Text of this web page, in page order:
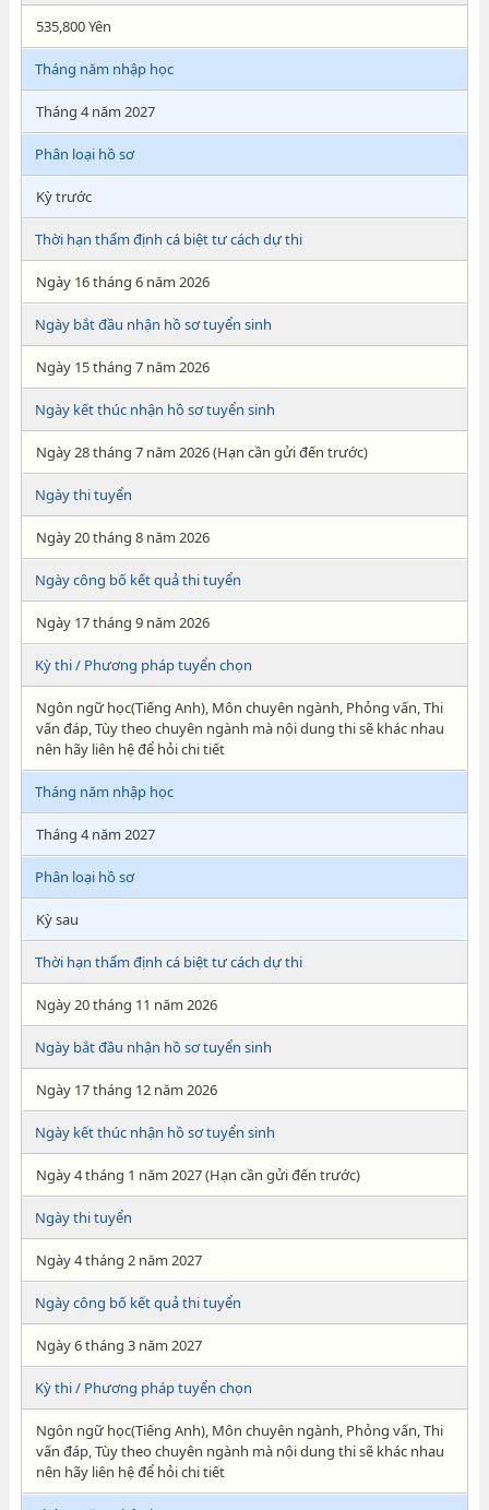
535,800 Yên
Tháng năm nhập học
Tháng 4 năm 2027
Phân loại hồ sơ
Kỳ trước
Thời hạn thẩm định cá biệt tư cách dự thi
Ngày 16 tháng 6 năm 2026
Ngày bắt đầu nhận hồ sơ tuyển sinh
Ngày 15 tháng 7 năm 2026
Ngày kết thúc nhận hồ sơ tuyển sinh
Ngày 28 tháng 7 năm 2026 (Hạn cần gửi đến trước)
Ngày thi tuyển
Ngày 20 tháng 8 năm 2026
Ngày công bố kết quả thi tuyển
Ngày 17 tháng 9 năm 2026
Kỳ thi / Phương pháp tuyển chọn
Ngôn ngữ học(Tiếng Anh), Môn chuyên ngành, Phỏng vấn, Thi
vấn đáp, Tùy theo chuyên ngành mà nội dung thi sẽ khác nhau
nên hãy liên hệ để hỏi chi tiết
Tháng năm nhập học
Tháng 4 năm 2027
Phân loại hồ sơ
Kỳ sau
Thời hạn thẩm định cá biệt tư cách dự thi
Ngày 20 tháng 11 năm 2026
Ngày bắt đầu nhận hồ sơ tuyển sinh
Ngày 17 tháng 12 năm 2026
Ngày kết thúc nhận hồ sơ tuyển sinh
Ngày 4 tháng 1 năm 2027 (Hạn cần gửi đến trước)
Ngày thi tuyển
Ngày 4 tháng 2 năm 2027
Ngày công bố kết quả thi tuyển
Ngày 6 tháng 3 năm 2027
Kỳ thi / Phương pháp tuyển chọn
Ngôn ngữ học(Tiếng Anh), Môn chuyên ngành, Phỏng vấn, Thi
vấn đáp, Tùy theo chuyên ngành mà nội dung thi sẽ khác nhau
nên hãy liên hệ để hỏi chi tiết